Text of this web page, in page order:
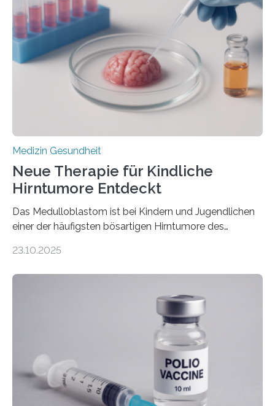
kann und wie sich durch eine Verringerung der
Herzbelastung und des oxidativen Stresses
Rhythmusstörungen reduzieren lassen. Würzburg. Die
hypertrophe Kardiomyopathie (HCM) ist die häufigste
erblich bedingte Herzerkrankung. Sie führt dazu, dass
sich die linke Herzkammer verdickt, der Herzmuskel zu
stark kontrahiert…
Medizin Gesundheit
Neue Therapie für Kindliche
Hirntumore Entdeckt
Das Medulloblastom ist bei Kindern und Jugendlichen
einer der häufigsten bösartigen Hirntumore des
Betroffenen können mit heutigen Methoden geheilt
Dringend benötigt werden zielgerichtete Therapien, die
nur Tumorschwachstellen angreifen und normales
Gewebe verschonen. Forschende um Daniel Merk vom
Hertie-Institut für klinische Hirnforschung am
Universitätsklinikum Tübingen haben eine solche
Schwachstelle im Erbgut einer Untergruppe des
Medulloblastoms gefunden. Die Wilhelm Sander-
Stiftung unterstützte das Projekt…
23.10.2025